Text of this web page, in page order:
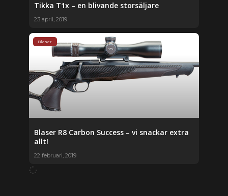
Tikka T1x – en blivande storsäljare
23 april, 2019
Blaser
Blaser R8 Carbon Success – vi snackar extra
allt!
22 februari, 2019